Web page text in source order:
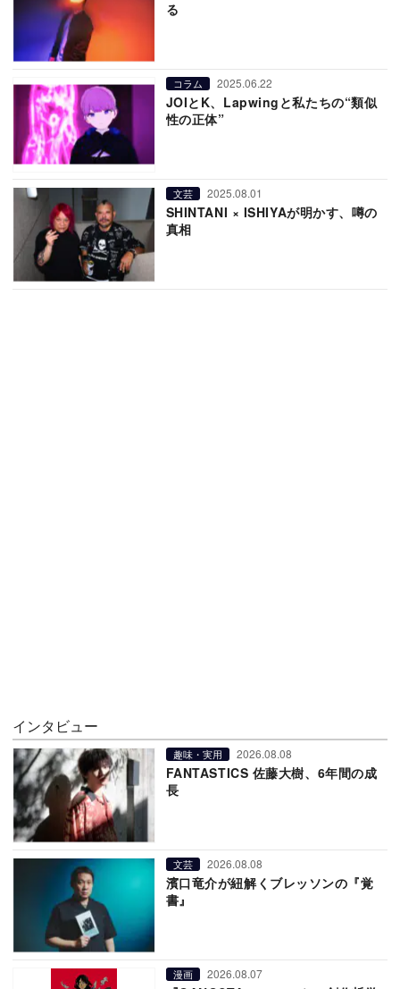
る
コラム 2025.06.22
JOIとK、Lapwingと私たちの“類似
性の正体”
文芸 2025.08.01
SHINTANI × ISHIYAが明かす、噂の
真相
インタビュー
趣味・実用 2026.08.08
FANTASTICS 佐藤大樹、6年間の成
長
文芸 2026.08.08
濱口竜介が紐解くブレッソンの『覚
書』
漫画 2026.08.07